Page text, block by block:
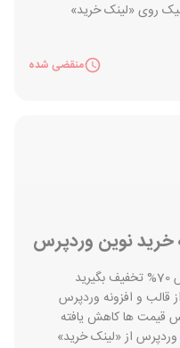
روی «لینک خرید»
منقضی شده
قیمت ها کاهش یافته
از «لینک خرید»